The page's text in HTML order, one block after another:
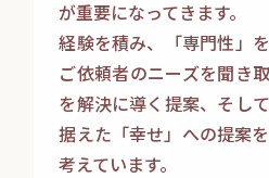
が重要になってきます。
経験を積み、「専門性」
ご依頼者のニーズを聞き
を解決に導く提案、そし
据えた「幸せ」への提案
考えています。